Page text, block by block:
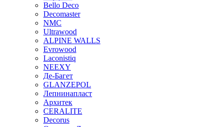
Bello Deco
Decomaster
NMС
Ultrawood
ALPINE WALLS
Evrowood
Laconistiq
NEEXY
Де-Багет
GLANZEPOL
Лепнинапласт
Архитек
CERALITE
Decorus